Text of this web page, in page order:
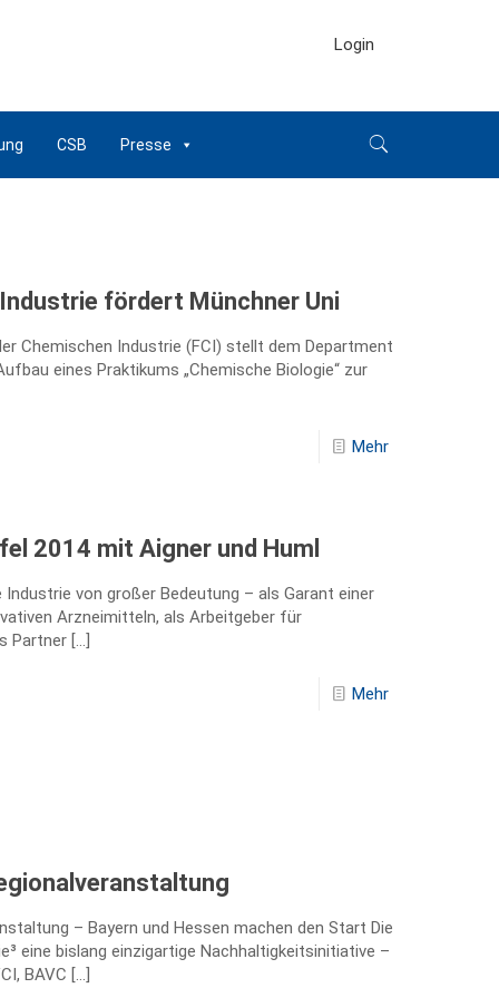
Login
CSB Presse
fördert Münchner Uni
Chemischen Industrie (FCI) stellt dem Department
eines Praktikums „Chemische Biologie“ zur
Mehr
2014 mit Aigner und Huml
von großer Bedeutung – als Garant einer
Arzneimitteln, als Arbeitgeber für
Partner […]
Mehr
– Bayern und Hessen machen den Start Die
eine bislang einzigartige Nachhaltigkeitsinitiative –
BAVC […]